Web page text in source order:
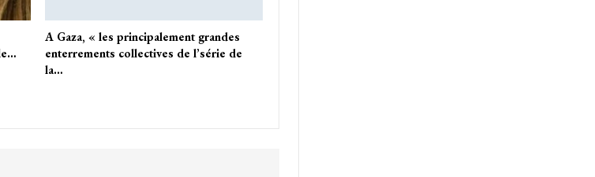
A Gaza, « les principalement grandes
enterrements collectives de l’série de
la…